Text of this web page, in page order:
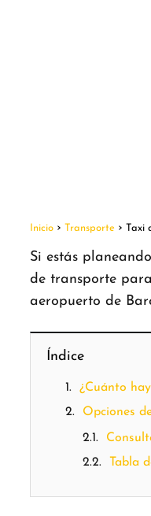
Inicio Transporte Taxi
Si estás
de transporte
aeropuerto de
Índice
¿Cuánto
Opciones
Tabla